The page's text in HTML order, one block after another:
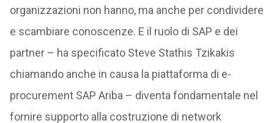
organizzazioni non hanno, ma anche per condividere
e scambiare conoscenze. E il ruolo di SAP e dei
partner – ha specificato Steve Stathis Tzikakis
chiamando anche in causa la piattaforma di e-
procurement SAP Ariba – diventa fondamentale nel
fornire supporto alla costruzione di network